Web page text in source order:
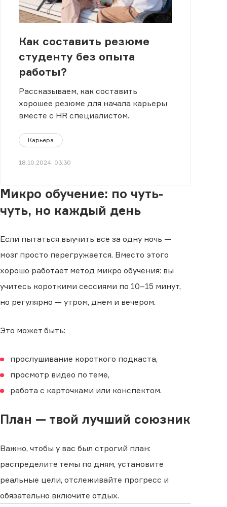
Как составить резюме
студенту без опыта
работы?
Рассказываем, как составить
хорошее резюме для начала карьеры
вместе с HR специалистом.
Карьера
18.10.2024, 03:30
Микро обучение: по чуть-
чуть, но каждый день
Если пытаться выучить все за одну ночь —
мозг просто перегружается. Вместо этого
хорошо работает метод микро обучения: вы
учитесь короткими сессиями по 10–15 минут,
но регулярно — утром, днем и вечером.
Это может быть:
прослушивание короткого подкаста,
просмотр видео по теме,
работа с карточками или конспектом.
План — твой лучший союзник
Важно, чтобы у вас был строгий план:
распределите темы по дням, установите
реальные цели, отслеживайте прогресс и
обязательно включите отдых.